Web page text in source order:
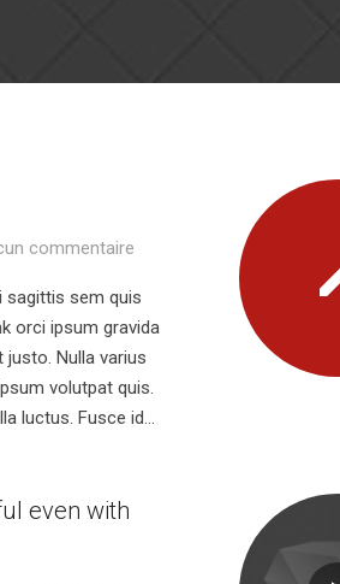
commentaire
sagittis sem quis
orci ipsum gravida
Nulla varius
volutpat quis.
luctus. Fusce id…
even with